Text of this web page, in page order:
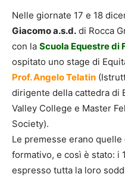
Nelle giornate 17 e 18
Giacomo a.s.d. di Rocca
con la Scuola Equestre di
ospitato uno stage di
Prof. Angelo Telatin
dirigente della cattedra di
Valley College e Master
Society).
Le premesse erano
formativo, e così è stato: i
espresso tutta la loro